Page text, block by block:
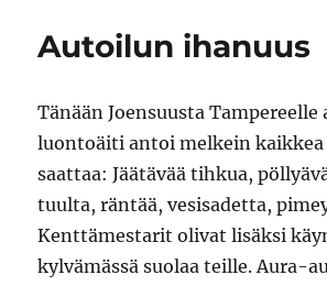
Autoilun ihanuus
Tänään Joensuusta Tampereelle
luontoäiti antoi melkein
saattaa: Jäätävää tihkua,
tuulta, räntää, vesisadetta,
Kenttämestarit olivat lisäksi
kylvämässä suolaa teille. Aura-